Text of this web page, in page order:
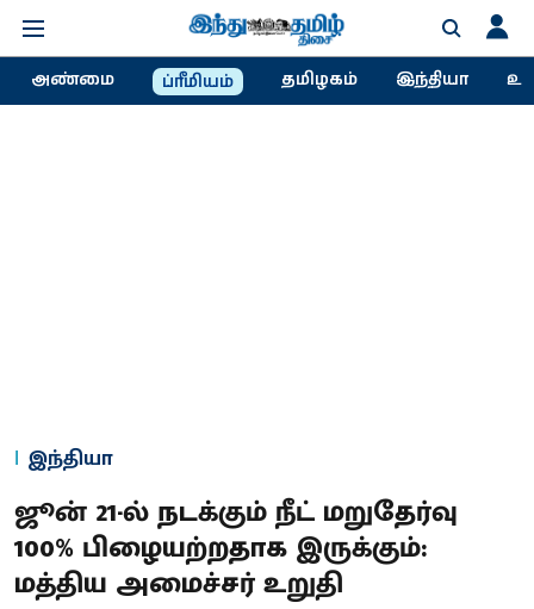
அண்மை ப்ரீமியம் தமிழகம் இந்தியா
இந்தியா
ஜூன் 21-ல் நடக்கும் நீட் மறுதேர்வு
100% பிழையற்றதாக இருக்கும்:
மத்திய அமைச்சர் உறுதி